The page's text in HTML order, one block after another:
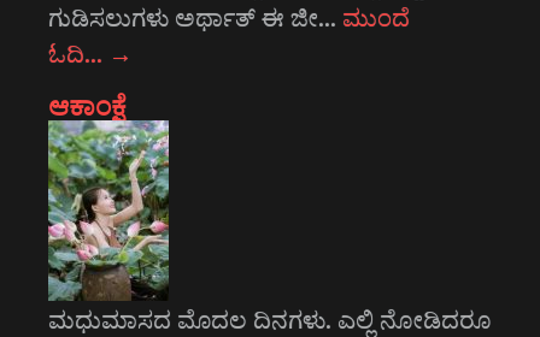
ಗುಡಿಸಲುಗಳು ಅರ್ಥಾತ್ ಈ ಜೀ… ಮುಂದೆ
ಓದಿ… →
ಆಕಾಂಕ್ಷೆ
ಮಧುಮಾಸದ ಮೊದಲ ದಿನಗಳು. ಎಲ್ಲಿ ನೋಡಿದರೂ